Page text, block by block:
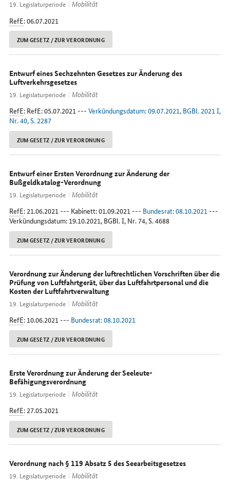
19. Legislaturperiode
Mobilität
RefE: 06.07.2021
ZUM GESETZ / ZUR VERORDNUNG
Entwurf eines Sechzehnten Gesetzes zur Änderung des
Luftverkehrsgesetzes
19. Legislaturperiode
Mobilität
RefE: RefE: 05.07.2021 --- Verkündungsdatum: 09.07.2021, BGBl. 2021 I,
Nr. 40, S. 2287
ZUM GESETZ / ZUR VERORDNUNG
Entwurf einer Ersten Verordnung zur Änderung der
Bußgeldkatalog-Verordnung
19. Legislaturperiode
Mobilität
RefE: 21.06.2021 --- Kabinett: 01.09.2021 --- Bundesrat: 08.10.2021---
Verkündungsdatum: 19.10.2021, BGBl. I, Nr. 74, S. 4688
ZUM GESETZ / ZUR VERORDNUNG
Verordnung zur Änderung der luftrechtlichen Vorschriften über die
Prüfung von Luftfahrtgerät, über das Luftfahrtpersonal und die
Kosten der Luftfahrtverwaltung
19. Legislaturperiode
Mobilität
RefE: 10.06.2021 --- Bundesrat: 08.10.2021
ZUM GESETZ / ZUR VERORDNUNG
Erste Verordnung zur Änderung der Seeleute-
Befähigungsverordnung
19. Legislaturperiode
Mobilität
RefE: 27.05.2021
ZUM GESETZ / ZUR VERORDNUNG
Verordnung nach§ 119 Absatz 5 des Seearbeitsgesetzes
19. Legislaturperiode Mobilität